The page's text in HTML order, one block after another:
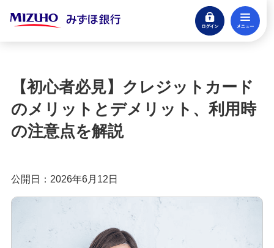
ログイン
閉じる
みずほ楽天カード（クレジットカード）
クレジットカードとは？種類やメリット・注意
点、審査の流れを分かりやすく解説
クレジットカードのポイント還元率とは？選び方
や効率良く貯めるコツを紹介
クレジットカードの年会費は？無料・有料のメリ
【初心者必見】クレジットカード
のメリットとデメリット、利用時
の注意点を解説
公開日：2026年6月12日